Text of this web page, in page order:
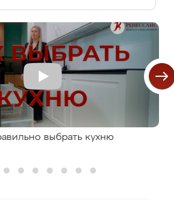
выбрать кухню